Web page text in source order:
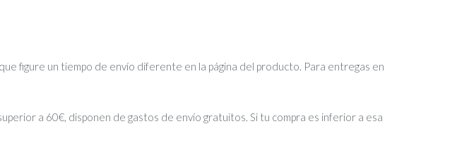
figure un tiempo de envío diferente en la página del producto. Para entregas en
a 60€, disponen de gastos de envío gratuitos. Si tu compra es inferior a esa